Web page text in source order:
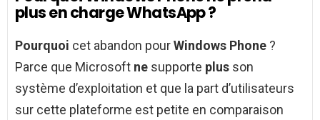
plus en charge WhatsApp ?
Pourquoi cet abandon pourWindows Phone ?
Parce que Microsoft ne supporte plus son
système d’exploitation et que la part d’utilisateurs
sur cette plateforme est petite en comparaison